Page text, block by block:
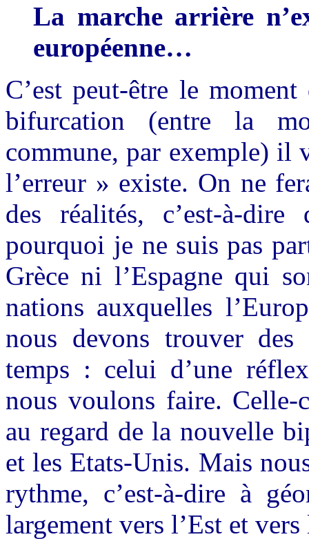
La marche arrière
européenne…
C’est peut-être le
bifurcation (entre la
commune, par exemple)
l’erreur » existe. On ne
des réalités, c’est-à-dire
pourquoi je ne suis pas
Grèce ni l’Espagne qui
nations auxquelles
nous devons trouver
temps : celui d’une
nous voulons faire. Celle-
au regard de la nouvelle
et les Etats-Unis. Mais
rythme, c’est-à-dire à
largement vers l’Est et